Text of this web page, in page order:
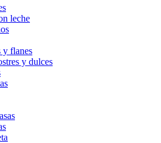
leche
y flanes
y dulces